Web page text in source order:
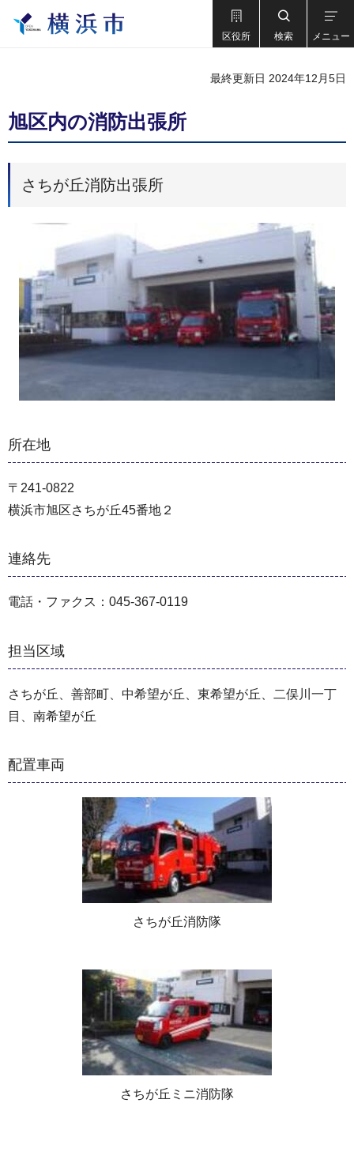
区役所 検索 メニュー
最終更新日 2024年12月5日
旭区内の消防出張所
さちが丘消防出張所
所在地
〒241-0822
横浜市旭区さちが丘45番地２
連絡先
電話・ファクス：045-367-0119
担当区域
さちが丘、善部町、中希望が丘、東希望が丘、二俣川一丁
目、南希望が丘
配置車両
さちが丘消防隊
さちが丘ミニ消防隊